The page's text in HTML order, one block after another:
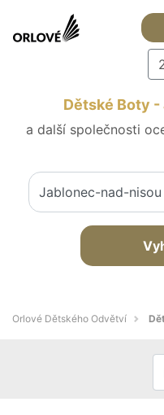
Dětské Boty -
a další společnosti
Orlové Dětského Odvětví